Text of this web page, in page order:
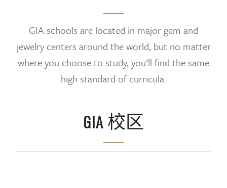
GIA schools are located in major gem and
jewelry centers around the world, but no matter
where you choose to study, you’ll find the same
high standard of curricula.
GIA 校区